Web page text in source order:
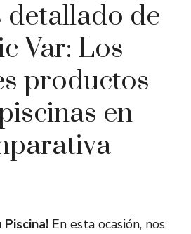
detallado de
Var: Los
productos
en
Piscina! En esta ocasión, nos